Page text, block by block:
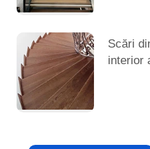
Scări
interior